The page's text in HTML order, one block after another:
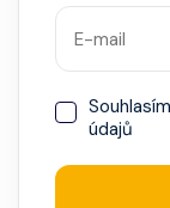
údajů